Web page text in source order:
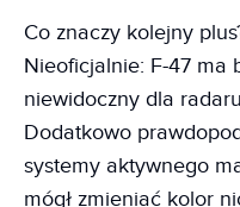
Co znaczy kolejny
Nieoficjalnie: F-47 ma
niewidoczny dla
Dodatkowo
systemy aktywnego
mógł zmieniać kolor